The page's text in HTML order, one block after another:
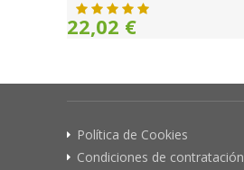
22,02 €
Política de Cookies
Condiciones de contratación